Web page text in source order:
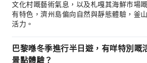
文化村嘅藝術氣息，以及札嘎其海鮮市場
有特色，濟州島偏向自然與靜態體驗，釜
活力。
巴黎喺冬季進行半日遊，有咩特別嘅
景點體驗？